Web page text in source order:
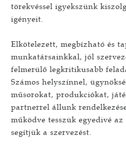
törekvéssel igyekszünk
igényeit.
Elkötelezett, megbízható és
munkatársainkkal, jól
felmerülő legkritikusabb
Számos helyszínnel,
műsorokat, produkciókat,
partnerrel állunk
működve tesszük egyedivé
segítjük a szervezést.